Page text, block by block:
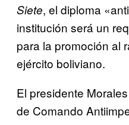
Siete, el diploma
institución será un
para la promoción al
ejército boliviano.
El presidente
de Comando